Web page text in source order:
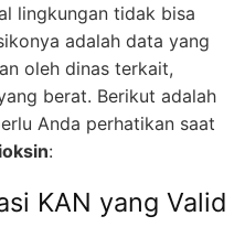
lingkungan tidak bisa
adalah data yang
oleh dinas terkait,
berat. Berikut adalah
Anda perhatikan saat
:
KAN yang Valid